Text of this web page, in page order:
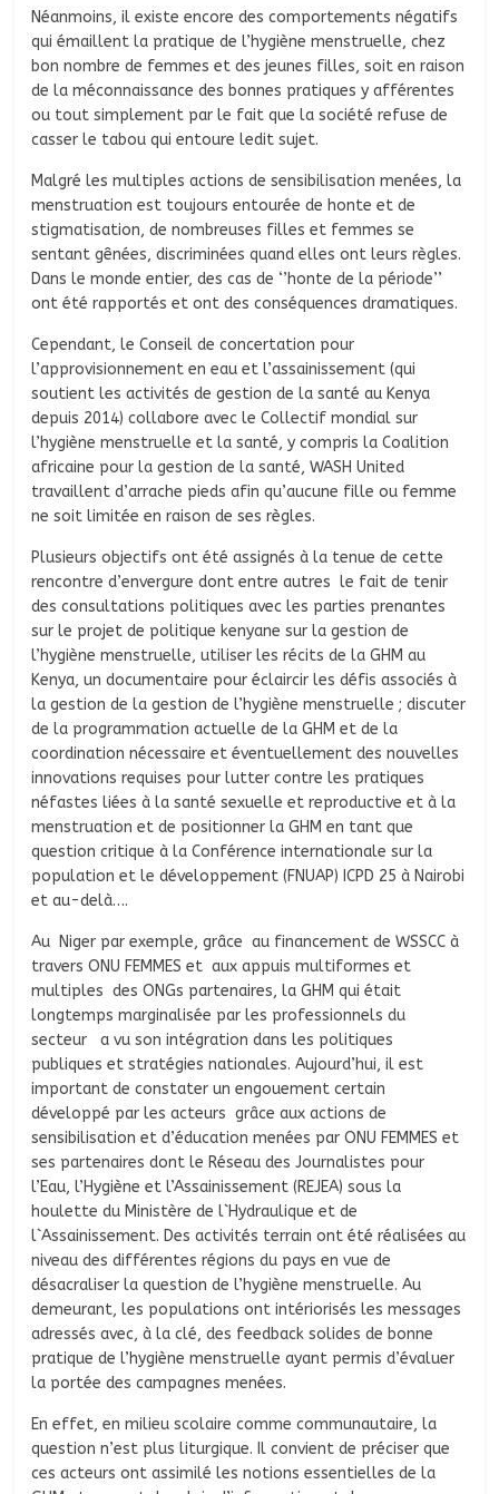
Néanmoins, il existe encore des comportements négatifs
qui émaillent la pratique de l’hygiène menstruelle, chez
bon nombre de femmes et des jeunes filles, soit en raison
de la méconnaissance des bonnes pratiques y afférentes
ou tout simplement par le fait que la société refuse de
casser le tabou qui entoure ledit sujet.
Malgré les multiples actions de sensibilisation menées, la
menstruation est toujours entourée de honte et de
stigmatisation, de nombreuses filles et femmes se
sentant gênées, discriminées quand elles ont leurs règles.
Dans le monde entier, des cas de ‘’honte de la période’’
ont été rapportés et ont des conséquences dramatiques.
Cependant, le Conseil de concertation pour
l’approvisionnement en eau et l’assainissement (qui
soutient les activités de gestion de la santé au Kenya
depuis 2014) collabore avec le Collectif mondial sur
l’hygiène menstruelle et la santé, y compris la Coalition
africaine pour la gestion de la santé, WASH United
travaillent d’arrache pieds afin qu’aucune fille ou femme
ne soit limitée en raison de ses règles.
Plusieurs objectifs ont été assignés à la tenue de cette
rencontre d’envergure dont entre autres le fait de tenir
des consultations politiques avec les parties prenantes
sur le projet de politique kenyane sur la gestion de
l’hygiène menstruelle, utiliser les récits de la GHM au
Kenya, un documentaire pour éclaircir les défis associés à
la gestion de la gestion de l’hygiène menstruelle ; discuter
de la programmation actuelle de la GHM et de la
coordination nécessaire et éventuellement des nouvelles
innovations requises pour lutter contre les pratiques
néfastes liées à la santé sexuelle et reproductive et à la
menstruation et de positionner la GHM en tant que
question critique à la Conférence internationale sur la
population et le développement (FNUAP) ICPD 25 à Nairobi
et au-delà….
Au Niger par exemple, grâce au financement de WSSCC à
travers ONU FEMMES et aux appuis multiformes et
multiples des ONGs partenaires, la GHM qui était
longtemps marginalisée par les professionnels du
secteur a vu son intégration dans les politiques
publiques et stratégies nationales. Aujourd’hui, il est
important de constater un engouement certain
développé par les acteurs grâce aux actions de
sensibilisation et d’éducation menées par ONU FEMMES et
ses partenaires dont le Réseau des Journalistes pour
l’Eau, l’Hygiène et l’Assainissement (REJEA) sous la
houlette du Ministère de l`Hydraulique et de
l`Assainissement. Des activités terrain ont été réalisées au
niveau des différentes régions du pays en vue de
désacraliser la question de l’hygiène menstruelle. Au
demeurant, les populations ont intériorisés les messages
adressés avec, à la clé, des feedback solides de bonne
pratique de l’hygiène menstruelle ayant permis d’évaluer
la portée des campagnes menées.
En effet, en milieu scolaire comme communautaire, la
question n’est plus liturgique. Il convient de préciser que
ces acteurs ont assimilé les notions essentielles de la